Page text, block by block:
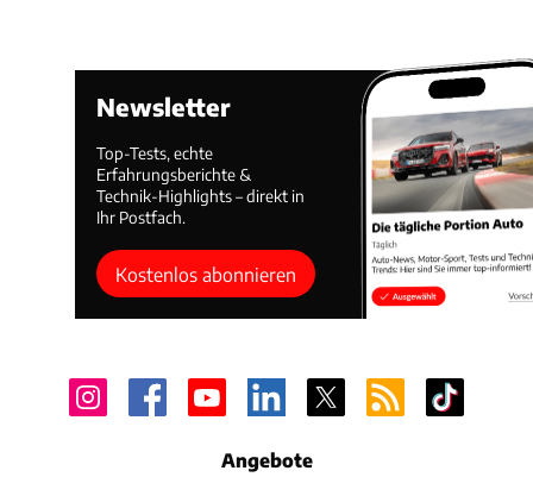
Newsletter
Top-Tests, echte
Erfahrungsberichte &
Technik-Highlights – direkt in
Ihr Postfach.
Kostenlos abonnieren
Angebote